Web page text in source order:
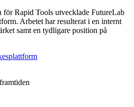
för Rapid Tools utvecklade FutureLab
Arbetet har resulterat i en internt
samt en tydligare position på